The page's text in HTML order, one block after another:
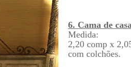
6. Cama de
Medida:
2,20 comp x
com colchões.